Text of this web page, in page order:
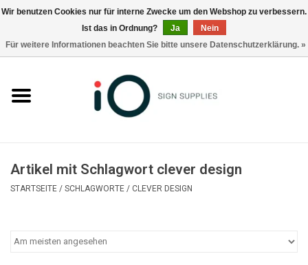
Marken
Artikel mit Schlagwort clever design
STARTSEITE / SCHLAGWORTE / CLEVER DESIGN
Wir benutzen Cookies nur für interne Zwecke um den Webshop zu verbessern.
Ist das in Ordnung?
Ja
Nein
Für weitere Informationen beachten Sie bitte unsere Datenschutzerklärung. »